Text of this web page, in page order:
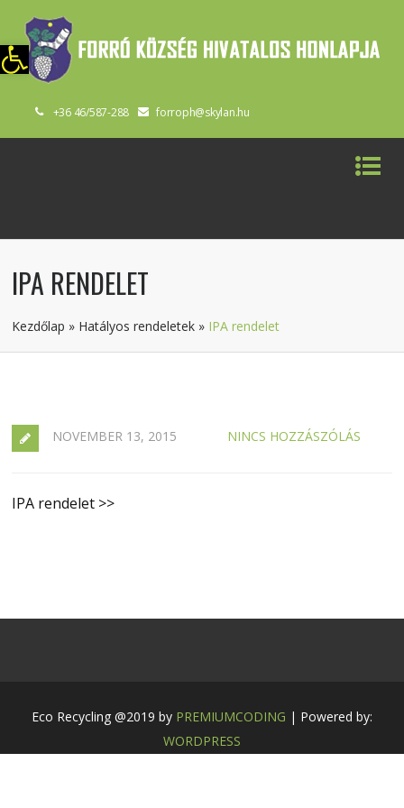
Eszköztár megnyitása
+36 46/587-288 forroph@skylan.hu
IPA RENDELET
Kezdőlap » Hatályos rendeletek » IPA rendelet
NOVEMBER 13, 2015 NINCS HOZZÁSZÓLÁS
IPA rendelet >>
Eco Recycling @2019 by PREMIUMCODING | Powered by:
WORDPRESS